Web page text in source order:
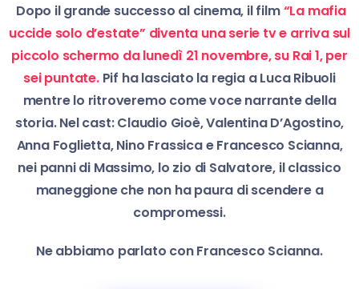
Dopo il grande successo al cinema, il film“La mafia
uccide solo d’estate” diventa una serie tv e arriva sul
piccolo schermo da lunedì 21 novembre, su Rai 1, per
sei puntate.Pif ha lasciato la regia a Luca Ribuoli
mentre lo ritroveremo come voce narrante della
storia. Nel cast: Claudio Gioè, Valentina D’Agostino,
Anna Foglietta, Nino Frassica e Francesco Scianna,
nei panni di Massimo, lo zio di Salvatore, il classico
maneggione che non ha paura di scendere a
compromessi.
Ne abbiamo parlato con Francesco Scianna.